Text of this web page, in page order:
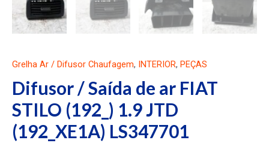
Grelha Ar / Difusor Chaufagem, INTERIOR, PEÇAS
Difusor / Saída de ar FIAT
STILO (192_) 1.9 JTD
(192_XE1A) LS347701